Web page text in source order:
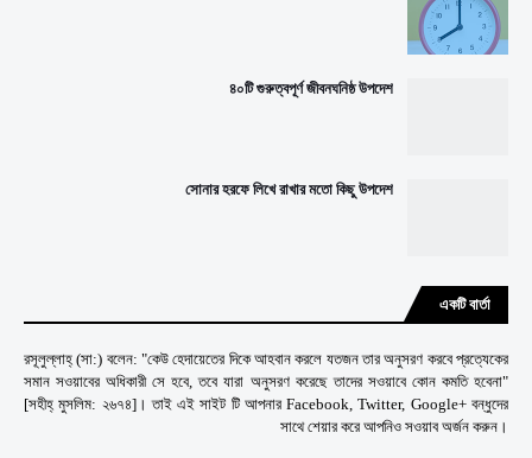
৪০টি গুরুত্বপূর্ণ জীবনঘনিষ্ঠ উপদেশ
সোনার হরফে লিখে রাখার মতো কিছু উপদেশ
একটি বার্তা
রসূলুল্লাহ্ (সা:) বলেন: "কেউ হেদায়েতের দিকে আহবান করলে যতজন তার অনুসরণ করবে প্রত্যেকের
সমান সওয়াবের অধিকারী সে হবে, তবে যারা অনুসরণ করেছে তাদের সওয়াবে কোন কমতি হবেনা"
[সহীহ্ মুসলিম: ২৬৭৪]। তাই এই সাইট টি আপনার Facebook, Twitter, Google+ বন্ধুদের
সাথে শেয়ার করে আপনিও সওয়াব অর্জন করুন।